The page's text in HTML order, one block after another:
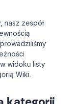
nasz zespół
widoku listy
Wiki.